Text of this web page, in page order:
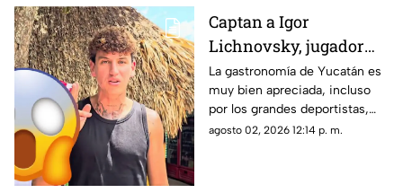
Captan a Igor
Lichnovsky, jugador
del Club América,
comiendo POC CHUC en
Yucatán; ¿en dónde
está?
La gastronomía de Yucatán es
muy bien apreciada, incluso
por los grandes deportistas,
Igor Lichnovsky, jugador del
agosto 02, 2026 12:14 p. m.